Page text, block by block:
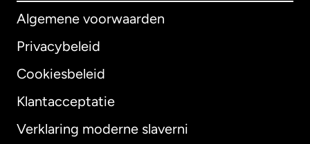
Algemene voorwaarden
Privacybeleid
Cookiesbeleid
Klantacceptatie
Verklaring moderne slaverni
Internationaal English